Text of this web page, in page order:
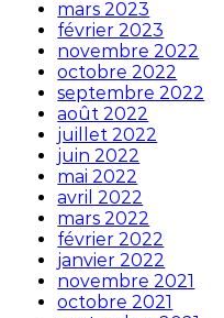
mars 2023
février 2023
novembre 2022
octobre 2022
septembre 2022
août 2022
juillet 2022
juin 2022
mai 2022
avril 2022
mars 2022
février 2022
janvier 2022
novembre 2021
octobre 2021